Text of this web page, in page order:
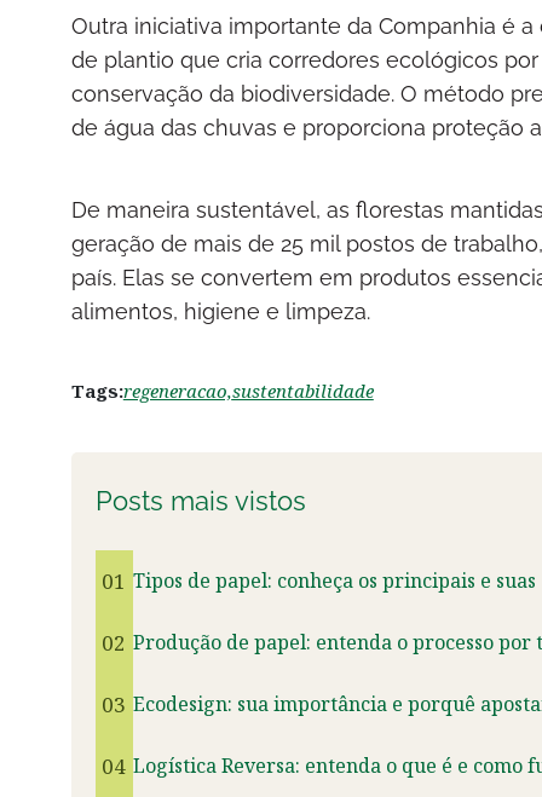
Outra iniciativa importante da Companhia é
de plantio que cria corredores ecológicos
conservação da biodiversidade. O método
de água das chuvas e proporciona proteção
De maneira sustentável, as florestas
geração de mais de 25 mil postos de
país. Elas se convertem em produtos
alimentos, higiene e limpeza.
Tags:regeneracao,sustentabilidade
Posts mais vistos
01 Tipos de papel: conheça os principais e suas
02 Produção de papel: entenda o processo
03 Ecodesign: sua importância e porquê
04 Logística Reversa: entenda o que é e como